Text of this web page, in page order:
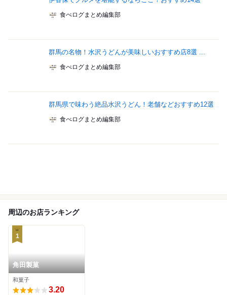
食べログまとめ編集部
群馬の名物！水沢うどんが美味しいおすすめ店8選 ...
食べログまとめ編集部
群馬県で味わう絶品水沢うどん！老舗などおすすめ12選
食べログまとめ編集部
周辺のお店ランキング
1
角田製菓
和菓子
3.20